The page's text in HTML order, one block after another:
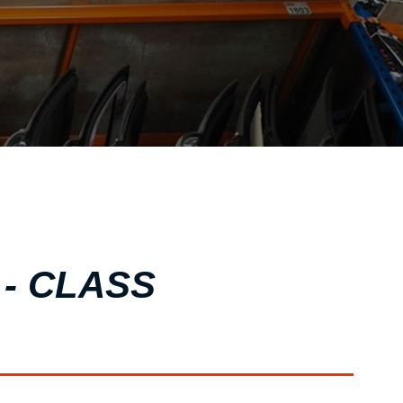
ΣΧΕΤΙΚΑ ΜΕ ΕΜΑΣ
ΥΠΗΡΕΣΙΕΣ
ΟΙ ΕΓΚΑΤΑΣΤΑΣΕΙΣ ΜΑΣ
ΣΥΧΝΕΣ ΕΡΩΤΗΣΕΙΣ
ΑΝΤΑΛΛΑΚΤΙΚΑ ΑΥΤΟΚΙΝΗΤΩΝ
CLASS